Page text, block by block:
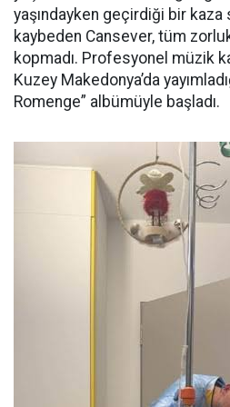
yaşındayken geçirdiği bir
kaybeden Cansever, tüm
kopmadı. Profesyonel müzik
Kuzey Makedonya’da
Romenge” albümüyle başladı.